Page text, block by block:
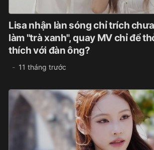
Lisa nhận làn sóng chỉ trích
làm "trà xanh", quay MV chỉ để
thích với đàn ông?
11 tháng trước